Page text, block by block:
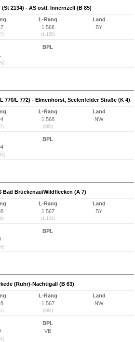
2134) - AS östl. Innernzell (B 85)
L-Rang
1.568
(1.155)
Land
BY
BPL
770/L 772) - Elmenhorst, Seelenfelder Straße (K 4)
L-Rang
1.568
(985)
Land
NW
BPL
Bad Brückenau/Wildflecken (A 7)
L-Rang
1.567
(1.154)
Land
BY
BPL
(Ruhr)-Nachtigall (B 63)
L-Rang
1.567
(984)
Land
NW
BPL
VB